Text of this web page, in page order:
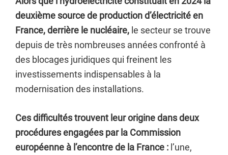
deuxième source de production d’électricité en
France, derrière le nucléaire, le secteur se trouve
depuis de très nombreuses années confronté à
des blocages juridiques qui freinent les
investissements indispensables à la
modernisation des installations.
Ces difficultés trouvent leur origine dans deux
procédures engagées par la Commission
européenne à l’encontre de la France : l’une,